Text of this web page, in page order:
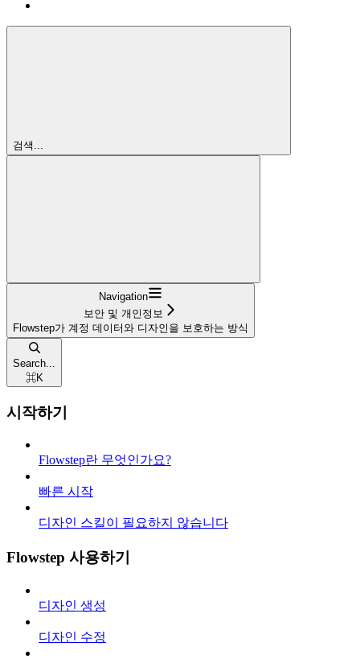
검색...
Navigation
보안 및 개인정보
Flowstep가 계정 데이터와 디자인을 보호하는 방식
Search...
⌘K
시작하기
Flowstep란 무엇인가요?
빠른 시작
디자인 스킬이 필요하지 않습니다
Flowstep 사용하기
디자인 생성
디자인 수정